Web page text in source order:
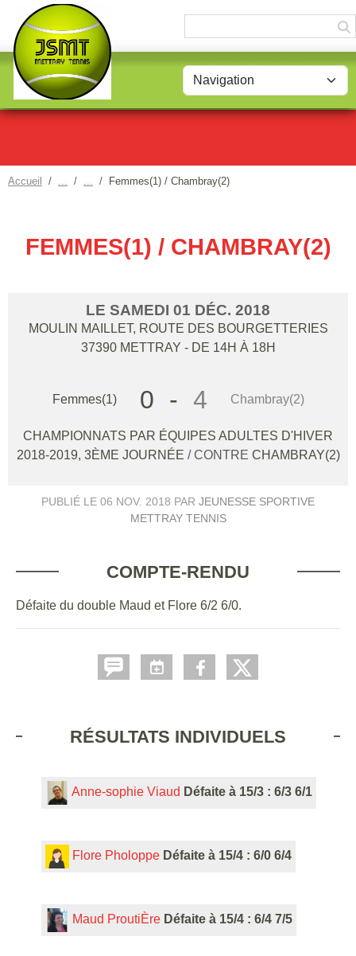
Accueil Femmes(1) / Chambray(2)
FEMMES(1) / CHAMBRAY(2)
LE SAMEDI 01 DÉC. 2018
MOULIN MAILLET, ROUTE DES BOURGETTERIES
37390 METTRAY - DE 14H À 18H
Femmes(1) 0 - 4 Chambray(2)
CHAMPIONNATS PAR ÉQUIPES ADULTES D'HIVER
2018-2019, 3ÈME JOURNÉE / CONTRE CHAMBRAY(2)
PUBLIÉ LE 06 NOV. 2018 PAR JEUNESSE SPORTIVE
METTRAY TENNIS
COMPTE-RENDU
Défaite du double Maud et Flore 6/2 6/0.
RÉSULTATS INDIVIDUELS
Anne-sophie Viaud Défaite à 15/3 : 6/3 6/1
Flore Pholoppe Défaite à 15/4 : 6/0 6/4
Maud ProutiÈre Défaite à 15/4 : 6/4 7/5
Panneau de gestion des cookies